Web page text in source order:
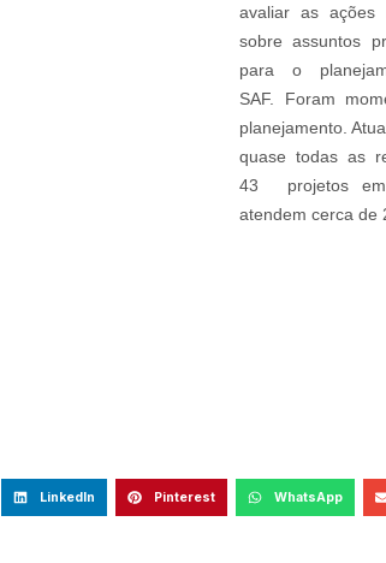
avaliar as ações
sobre assuntos
para o
SAF. Foram
planejamento.
quase todas as
43 projetos em
atendem cerca de
LinkedIn Pinterest WhatsApp